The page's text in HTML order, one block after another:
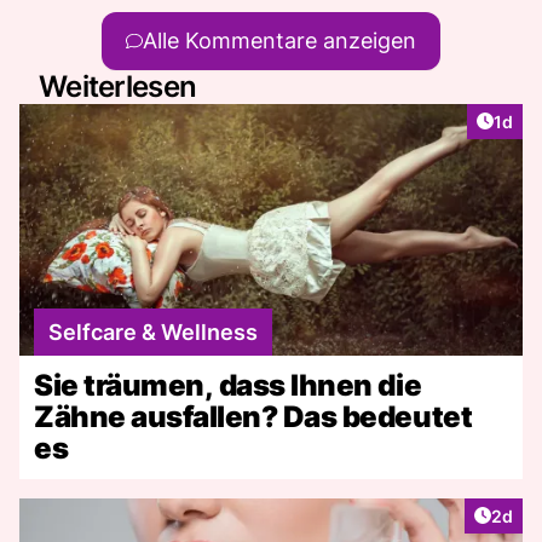
aus der Schweiz.
Alle Kommentare anzeigen
Weiterlesen
1d
Selfcare & Wellness
Sie träumen, dass Ihnen die
Zähne ausfallen? Das bedeutet
es
2d